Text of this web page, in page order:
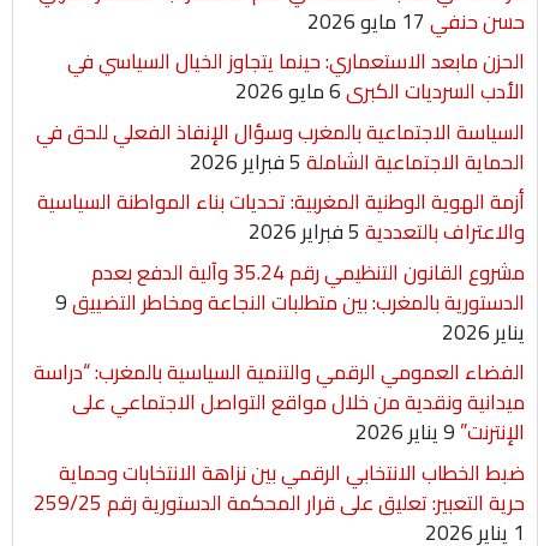
حسن حنفي17 مايو 2026
الحزن مابعد الاستعماري: حينما يتجاوز الخيال السياسي في
الأدب السرديات الكبرى6 مايو 2026
السياسة الاجتماعية بالمغرب وسؤال الإنفاذ الفعلي للحق في
الحماية الاجتماعية الشاملة5 فبراير 2026
أزمة الهوية الوطنية المغربية: تحديات بناء المواطنة السياسية
والاعتراف بالتعددية5 فبراير 2026
مشروع القانون التنظيمي رقم 35.24 وآلية الدفع بعدم
الدستورية بالمغرب: بين متطلبات النجاعة ومخاطر التضييق9
يناير 2026
الفضاء العمومي الرقمي والتنمية السياسية بالمغرب: “دراسة
ميدانية ونقدية من خلال مواقع التواصل الاجتماعي على
الإنترنت”9 يناير 2026
ضبط الخطاب الانتخابي الرقمي بين نزاهة الانتخابات وحماية
حرية التعبير: تعليق على قرار المحكمة الدستورية رقم 259/25
1 يناير 2026